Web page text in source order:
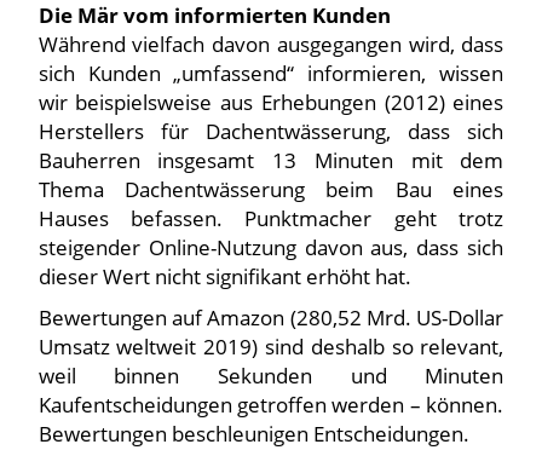
Die Mär vom informierten Kunden
Während vielfach davon ausgegangen wird, dass
sich Kunden „umfassend“ informieren, wissen
wir beispielsweise aus Erhebungen (2012) eines
Herstellers für Dachentwässerung, dass sich
Bauherren insgesamt 13 Minuten mit dem
Thema Dachentwässerung beim Bau eines
Hauses befassen. Punktmacher geht trotz
steigender Online-Nutzung davon aus, dass sich
dieser Wert nicht signifikant erhöht hat.
Bewertungen auf Amazon (280,52 Mrd. US-Dollar
Umsatz weltweit 2019) sind deshalb so relevant,
weil binnen Sekunden und Minuten
Kaufentscheidungen getroffen werden – können.
Bewertungen beschleunigen Entscheidungen.